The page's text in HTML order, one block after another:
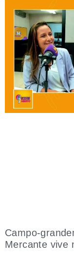
Campo-
Mercante vive